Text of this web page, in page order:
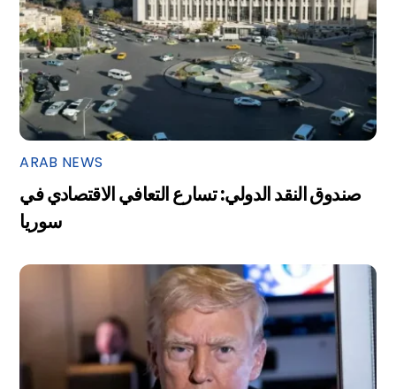
ARAB NEWS
صندوق النقد الدولي: تسارع التعافي الاقتصادي في
سوريا